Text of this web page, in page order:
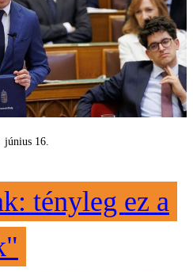
június 16.
tényleg ez a